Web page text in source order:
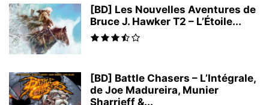
[BD] Les Nouvelles Aventures de
Bruce J. Hawker T2 – L’Étoile...
[BD] Battle Chasers – L’Intégrale,
de Joe Madureira, Munier
Sharrieff &...